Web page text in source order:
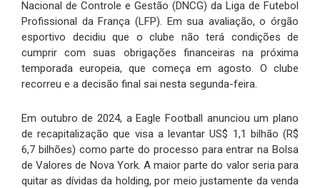
Nacional de Controle e Gestão (DNCG) da Liga de Futebol
Profissional da França (LFP). Em sua avaliação, o órgão
esportivo decidiu que o clube não terá condições de
cumprir com suas obrigações financeiras na próxima
temporada europeia, que começa em agosto. O clube
recorreu e a decisão final sai nesta segunda-feira.
Em outubro de 2024, a Eagle Football anunciou um plano
de recapitalização que visa a levantar US$ 1,1 bilhão (R$
6,7 bilhões) como parte do processo para entrar na Bolsa
de Valores de Nova York. A maior parte do valor seria para
quitar as dívidas da holding, por meio justamente da venda